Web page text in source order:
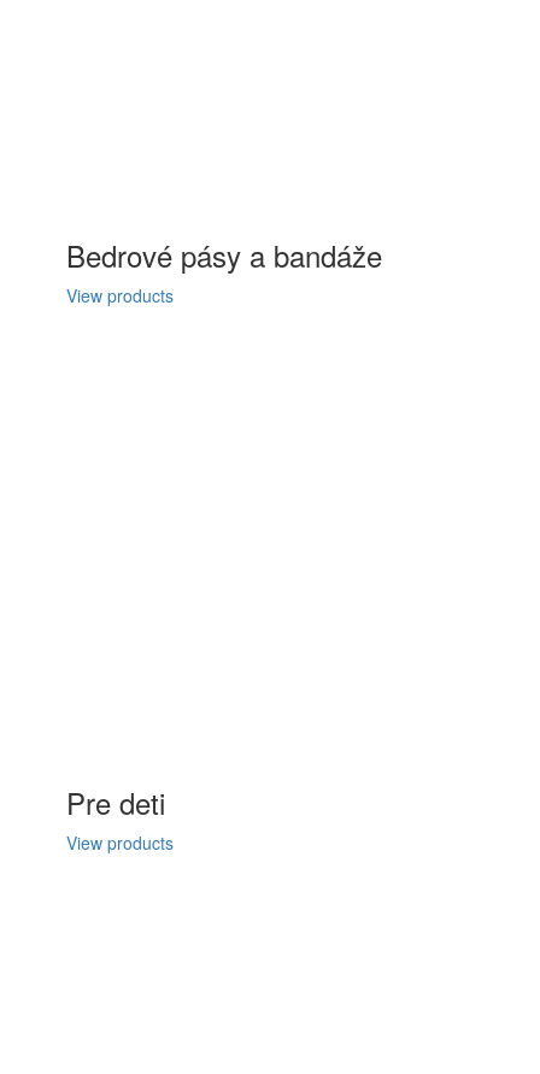
Bedrové pásy a bandáže
View products
Pre deti
View products